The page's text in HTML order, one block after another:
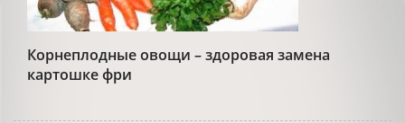
Корнеплодные овощи – здоровая замена
картошке фри